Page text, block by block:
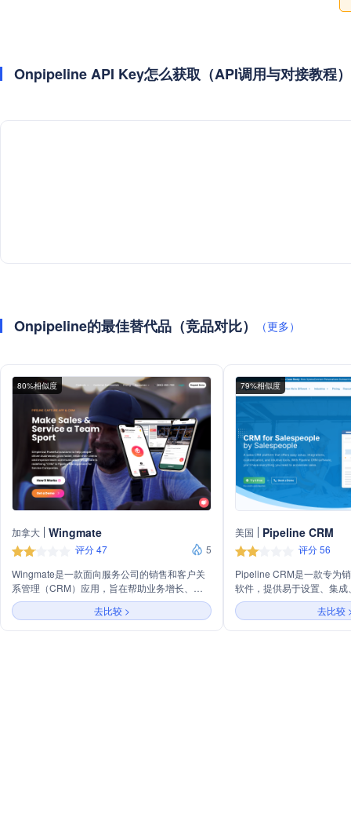
Onpipeline API Key怎么获取（API调用与对接教程）
Onpipeline的最佳替代品（竞品对比） （更多）
80%相似度
加拿大 Wingmate
评分 47
5
Wingmate是一款面向服务公司的销售和客户关
系管理（CRM）应用，旨在帮助业务增长、客
户保留和团队沟通。它通过移动报告应用和
CRM平台简化了线索捕捉和管道管理，适合那
些不喜欢复杂传统CRM和混乱电子表格的用
去比较 >
79%相似度
美国 Pipeline CRM
评分 56
Pipeline CRM是一款专为
软件，提供易于设置、集
帮助加速销售过程。它包
自定义字段、销售预测、
阶段、无限文件存储、用
去比较